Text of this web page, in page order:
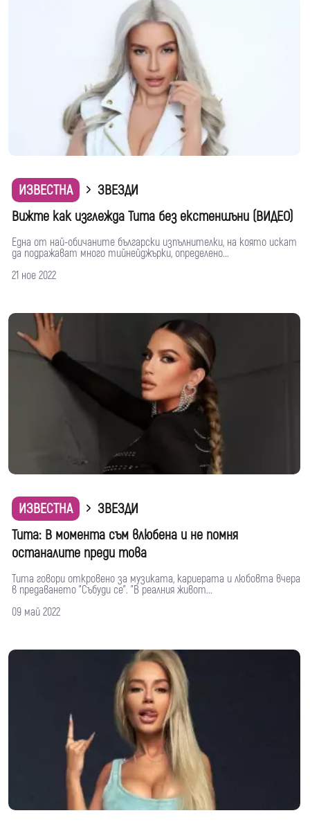
ИЗВЕСТНА
ЗВЕЗДИ
Вижте как изглежда Тита без екстеншъни (ВИДЕО)
Една от най-обичаните български изпълнителки, на която искат
да подражават много тийнейджърки, определено...
21 ное 2022
ИЗВЕСТНА
ЗВЕЗДИ
Тита: В момента съм влюбена и не помня
останалите преди това
Тита говори откровено за музиката, кариерата и любовта вчера
в предаването "Събуди се". "В реалния живот...
09 май 2022